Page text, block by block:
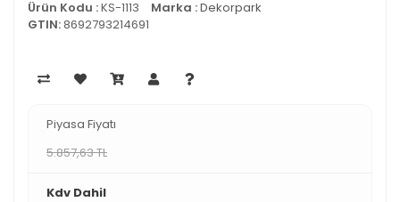
Ürün Kodu :KS-1113 Marka :Dekorpark
GTIN:8692793214691
Piyasa Fiyatı
5.857,63 TL
Kdv Dahil